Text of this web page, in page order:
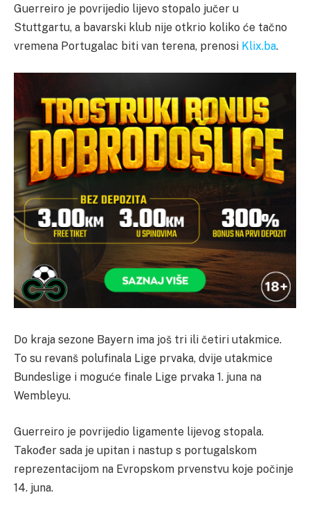
Guerreiro je povrijedio lijevo stopalo jučer u
Stuttgartu, a bavarski klub nije otkrio koliko će tačno
vremena Portugalac biti van terena, prenosi Klix.ba.
Do kraja sezone Bayern ima još tri ili četiri utakmice.
To su revanš polufinala Lige prvaka, dvije utakmice
Bundeslige i moguće finale Lige prvaka 1. juna na
Wembleyu.
Guerreiro je povrijedio ligamente lijevog stopala.
Također sada je upitan i nastup s portugalskom
reprezentacijom na Evropskom prvenstvu koje počinje
14. juna.